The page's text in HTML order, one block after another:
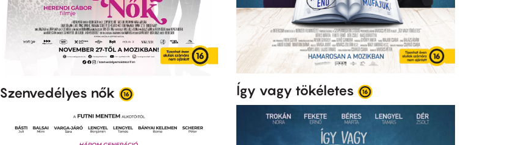
Szenvedélyes nők Így vagy tökéletes